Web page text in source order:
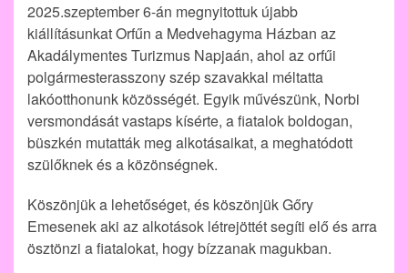
2025.szeptember 6-án megnyitottuk újabb
kiállításunkat Orfűn a Medvehagyma Házban az
Akadálymentes Turizmus Napjaán, ahol az orfűi
polgármesterasszony szép szavakkal méltatta
lakóotthonunk közösségét. Egyik művészünk, Norbi
versmondását vastaps kísérte, a fiatalok boldogan,
büszkén mutatták meg alkotásaikat, a meghatódott
szülőknek és a közönségnek.
Köszönjük a lehetőséget, és köszönjük Gőry
Emesenek aki az alkotások létrejöttét segíti elő és arra
ösztönzi a fiatalokat, hogy bízzanak magukban.